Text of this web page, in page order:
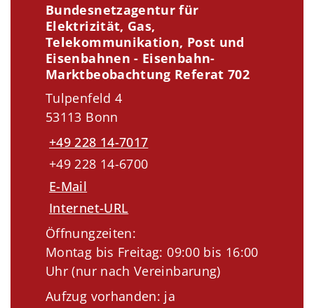
Bundesnetzagentur für
Elektrizität, Gas,
Telekommunikation, Post und
Eisenbahnen - Eisenbahn-
Marktbeobachtung Referat 702
Tulpenfeld 4
53113 Bonn
+49 228 14-7017
+49 228 14-6700
E-Mail
Internet-URL
Öffnungzeiten:
Montag bis Freitag: 09:00 bis 16:00
Uhr (nur nach Vereinbarung)
Aufzug vorhanden: ja